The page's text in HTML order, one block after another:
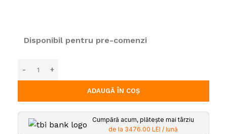
Disponibil pentru pre-comenzi
ADAUGĂ ÎN COȘ
Cumpără acum, plătește mai târziu
de la 3476.00 LEI / lună